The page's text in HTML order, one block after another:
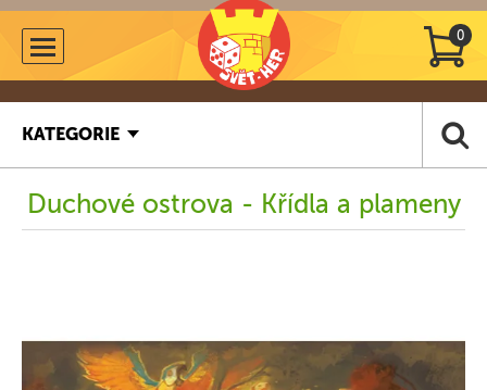
0
KATEGORIE
Duchové ostrova - Křídla a plameny